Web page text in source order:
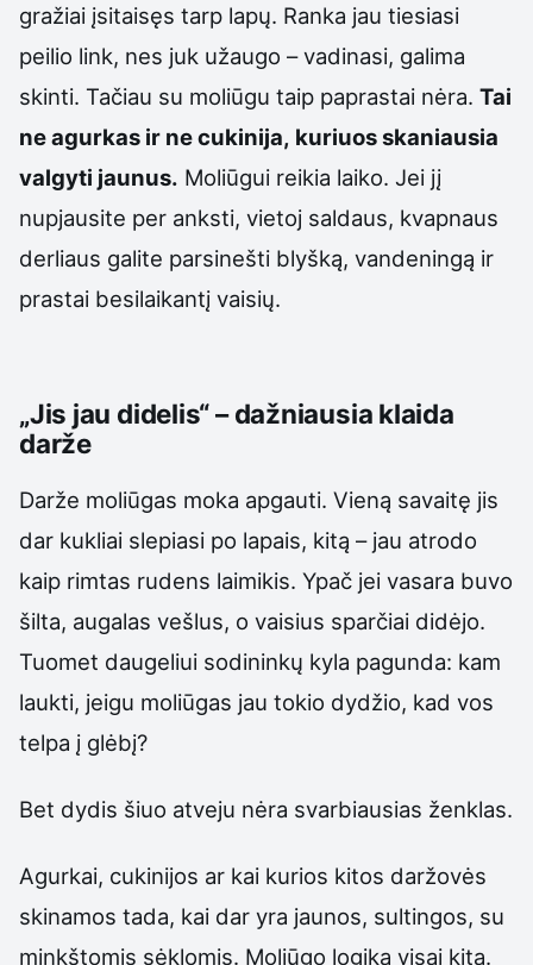
gražiai įsitaisęs tarp lapų. Ranka jau tiesiasi
peilio link, nes juk užaugo – vadinasi, galima
skinti. Tačiau su moliūgu taip paprastai nėra. Tai
ne agurkas ir ne cukinija, kuriuos skaniausia
valgyti jaunus. Moliūgui reikia laiko. Jei jį
nupjausite per anksti, vietoj saldaus, kvapnaus
derliaus galite parsinešti blyšką, vandeningą ir
prastai besilaikantį vaisių.
„Jis jau didelis“ – dažniausia klaida
darže
Darže moliūgas moka apgauti. Vieną savaitę jis
dar kukliai slepiasi po lapais, kitą – jau atrodo
kaip rimtas rudens laimikis. Ypač jei vasara buvo
šilta, augalas vešlus, o vaisius sparčiai didėjo.
Tuomet daugeliui sodininkų kyla pagunda: kam
laukti, jeigu moliūgas jau tokio dydžio, kad vos
telpa į glėbį?
Bet dydis šiuo atveju nėra svarbiausias ženklas.
Agurkai, cukinijos ar kai kurios kitos daržovės
skinamos tada, kai dar yra jaunos, sultingos, su
minkštomis sėklomis. Moliūgo logika visai kita.